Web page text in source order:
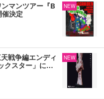
マンツアー『B
決定
NEW
戦争編エンディ
クスター」に…
NEW